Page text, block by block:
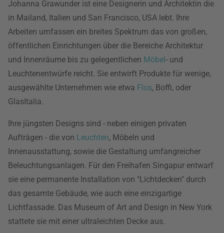
Johanna Grawunder ist eine Designerin und Architektin die
in Mailand, Italien und San Francisco, USA lebt. Ihre
Arbeiten umfassen ein breites Spektrum das von großen,
öffentlichen Einrichtungen über die Bereiche Architektur
und Innenräume bis zu gelegentlichen Möbel- und
Leuchtenentwürfe reicht. Sie entwirft Produkte für wenige,
ausgewählte Unternehmen wie etwa Flos, Boffi, oder
GlasItalia.
Ihre jüngsten Designs sind - neben einigen privaten
Aufträgen - die von Leuchten, Möbeln und
Innenausstattung, sowie die Gestaltung umfangreicher
Beleuchtungsanlagen. Für den Freihafen Singapur entwarf
sie eine permanente Installation von "Lichtdecken" durch
das gesamte Gebäude, wie auch eine einzigartige
Lichtfassade. Das Museum of Art and Design in New York
stattete sie mit einer ultraleichten Decke aus.